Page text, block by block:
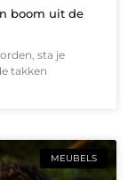
boom uit de
sta je
takken
MEUBELS